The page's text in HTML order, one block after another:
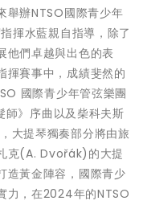
舉辦NTSO國際青少年
揮水藍親自指導，除了
他們卓越與出色的表
揮賽事中，成績斐然的
國際青少年管弦樂團
》序曲以及柴科夫斯
大提琴獨奏部分將由旅
克(A. Dvořák)的大提
造黃金陣容，國際青少
力，在2024年的NTSO